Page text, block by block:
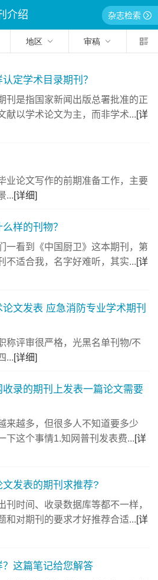
介绍 杂志检索
地区 审稿
定学术目录期刊？
刊是指国家新闻出版总署批准的正
献以学术论文为主，而非学术...[详
业论文写作的前期准备工作，主要
...[详细]
样的刊物？
一看到《中国厨卫》这本期刊，第
不适合我，名字好难听，其实...[详
文发表 应急消防专业学术期刊
评审很严格，光黑名单刊物/不
...[详细]
录的期刊上发表一篇论文需要
来越多，但很多人不知道要多少
下这个事情1.知网普刊发表费...[详
发表的期刊求推荐?
刊时间、收录数据库等都不一样，
和对期刊的要求才好推荐合适...[详
这篇笔记给您解答